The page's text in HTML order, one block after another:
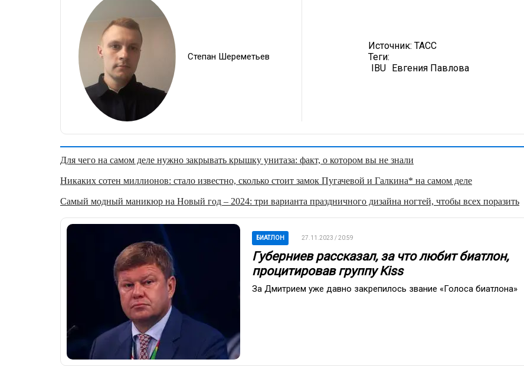
Степан Шереметьев
Источник: ТАСС
Теги:
IBU
Евгения Павлова
Для чего на самом деле нужно закрывать крышку унитаза: факт, о котором вы не знали
Никаких сотен миллионов: стало известно, сколько стоит замок Пугачевой и Галкина* на самом деле
Самый модный маникюр на Новый год – 2024: три варианта праздничного дизайна ногтей, чтобы всех поразить
БИАТЛОН 27.11.2023 / 20:59
Губерниев рассказал, за что любит биатлон,
процитировав группу Kiss
За Дмитрием уже давно закрепилось звание «Голоса биатлона»